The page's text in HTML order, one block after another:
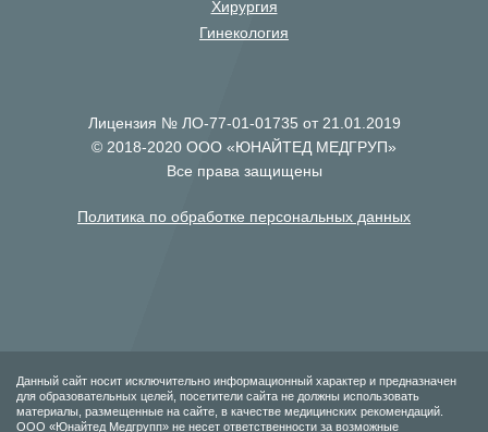
Хирургия
Гинекология
Лицензия № ЛО-77-01-01735 от 21.01.2019
© 2018-2020 ООО «ЮНАЙТЕД МЕДГРУП»
Все права защищены
Политика по обработке персональных данных
Данный сайт носит исключительно информационный характер и предназначен
для образовательных целей, посетители сайта не должны использовать
материалы, размещенные на сайте, в качестве медицинских рекомендаций.
ООО «Юнайтед Медгрупп» не несет ответственности за возможные